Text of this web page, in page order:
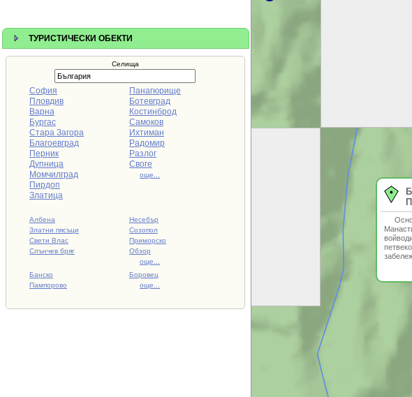
ТУРИСТИЧЕСКИ ОБЕКТИ
Селища
София
Пловдив
Варна
Бургас
Стара Загора
Благоевград
Перник
Дупница
Момчилград
Пирдоп
Златица
Панагюрище
Ботевград
Костинброд
Самоков
Ихтиман
Радомир
Разлог
Своге
още...
Албена
Златни пясъци
Свети Влас
Слънчев бряг
Несебър
Созопол
Приморско
Обзор
още...
Банско
Пампорово
Боровец
още...